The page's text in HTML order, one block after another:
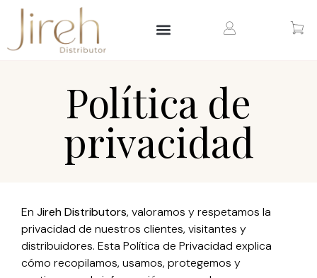
Política de
privacidad
En Jireh Distributors, valoramos y respetamos la
privacidad de nuestros clientes, visitantes y
distribuidores. Esta Política de Privacidad explica
cómo recopilamos, usamos, protegemos y